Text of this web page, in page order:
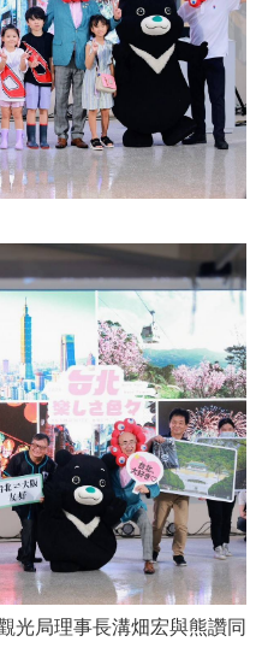
光局理事長溝畑宏與熊讚同